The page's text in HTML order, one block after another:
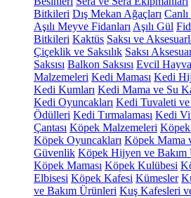
Bitkileri Dış Mekan Ağaçları
Aşılı Meyve Fidanları Aşılı Gül
Bitkileri Kaktüs Saksı ve
Çiçeklik ve Saksılık Saksı
Saksısı Balkon Saksısı Evcil
Malzemeleri Kedi Maması Kedi
Kedi Kumları Kedi Mama ve Su
Kedi Oyuncakları Kedi Tuvaleti ve
Ödülleri Kedi Tırmalaması Kedi
Çantası Köpek Malzemeleri Köpek
Köpek Oyuncakları Köpek Mama
Güvenlik Köpek Hijyen ve Bakım
Köpek Maması Köpek Kulübesi
Elbisesi Köpek Kafesi Kümesler
ve Bakım Ürünleri Kuş Kafesleri